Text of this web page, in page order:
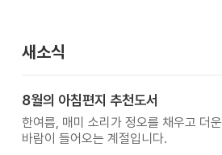
새소식
8월의 아침편지 추천도서
한여름, 매미 소리가 정오를 채우고 더운
바람이 들어오는 계절입니다.